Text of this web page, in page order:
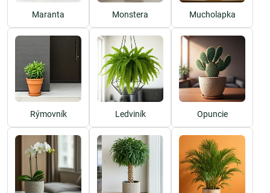
Maranta Monstera Mucholapka
Rýmovník Ledviník Opuncie